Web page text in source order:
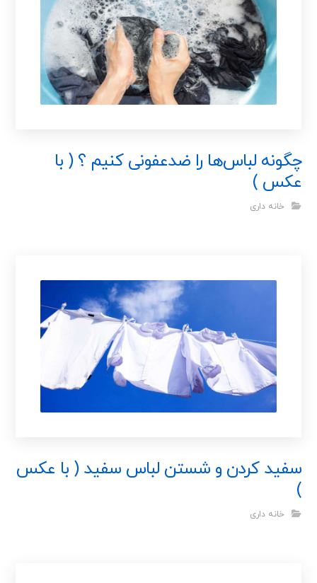
چگونه لباس‌ها را ضدعفونی کنیم ؟ ( با
عکس )
خانه داری
سفید کردن و شستن لباس سفید ( با عکس
)
خانه داری